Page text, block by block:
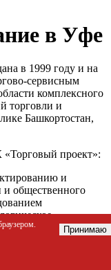
в Уфе
в 1999 году и на
сервисным
комплексного
торговли и
Башкортостан,
«Торговый проект»:
и
общественного
и т.д.);
и внедрения
Принимаю